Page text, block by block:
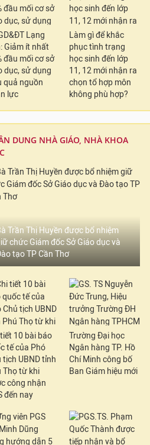
Lạng
Giảm ít nhất
đầu mối cơ sở
dục, sử dụng
quả nguồn
lực
Làm gì để khắc
phục tình trạng
học sinh đến lớp
11, 12 mới nhận ra
chọn tổ hợp môn
không phù hợp?
DUNG NHÀ GIÁO, NHÀ KHOA
Trần Thị Huyền được bổ nhiệm
chức Giám đốc Sở Giáo dục và
tạo TP Cần Thơ
10 bài báo
tế của Phó
tịch UBND tỉnh
Thọ từ khi
công nhận
đến nay
Trường Đại học
Ngân hàng TP. Hồ
Chí Minh công bố
Ban Giám hiệu mới